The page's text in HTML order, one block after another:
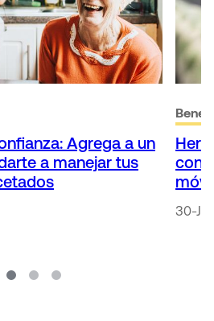
Agrega a un
a manejar tus
30-